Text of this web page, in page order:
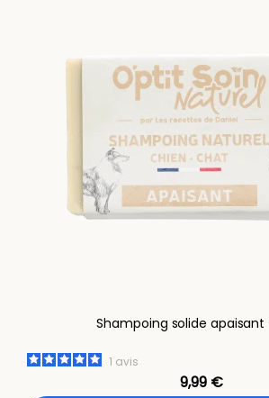
Shampoing solide apaisant
1 avis
9,99 €